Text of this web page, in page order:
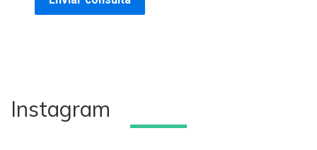
Instagram